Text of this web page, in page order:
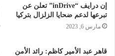
إن درايف “inDrive” تعلن عن
تبرعها لدعم ضحايا الزلزال بتركيا
مارس 6, 2023
قاهر عبد الأمير كاظم: رائد الأمن